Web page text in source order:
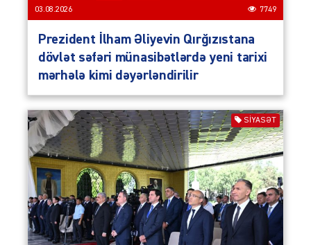
03.08.2026 7749
Prezident İlham Əliyevin Qırğızıstana
dövlət səfəri münasibətlərdə yeni tarixi
mərhələ kimi dəyərləndirilir
SIYASƏT